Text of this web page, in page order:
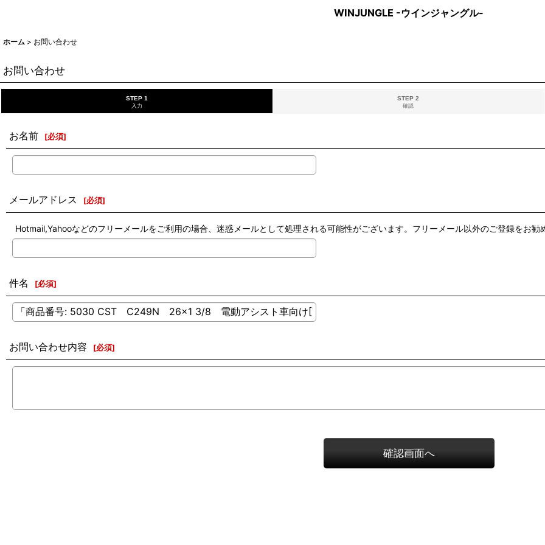
WINJUNGLE -ウインジャングル-
ホーム > お問い合わせ
お問い合わせ
STEP 1
入力
STEP 2
確認
お名前 [必須]
メールアドレス [必須]
Hotmail,Yahooなどのフリーメールをご利用の場合、迷惑メールとして処理される可能性がございます。フリーメール以外のご登録をお勧
件名 [必須]
お問い合わせ内容 [必須]
確認画面へ